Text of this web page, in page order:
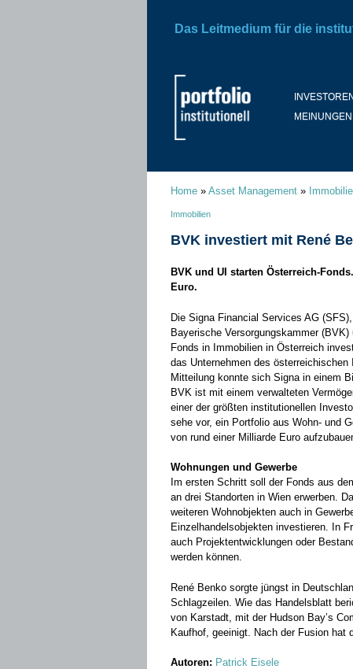
INVESTOREN
Das Leitmedium für die
Home » Asset Management »
Immobilien
BVK investiert mit René
BVK und UI starten Österreich-
Euro.
Die Signa Financial Services AG
Bayerische Versorgungskammer
Fonds in Immobilien in Österreich
das Unternehmen des
Mitteilung konnte sich Signa in einem
BVK ist mit einem verwalteten
einer der größten institutionellen
sehe vor, ein Portfolio aus Wohn- und
von rund einer Milliarde Euro
Wohnungen und Gewerbe
Im ersten Schritt soll der Fonds aus
an drei Standorten in Wien erwerben.
weiteren Wohnobjekten auch in
Einzelhandelsobjekten investieren. In
auch Projektentwicklungen oder
werden können.
René Benko sorgte jüngst in
Schlagzeilen. Wie das Handelsblatt
von Karstadt, mit der Hudson Bay’s
Kaufhof, geeinigt. Nach der Fusion hat
Autoren: Patrick Eisele